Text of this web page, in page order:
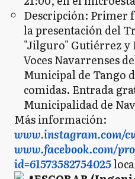
Descripción: Primer
la presentación del
"Jilguro" Gutiérrez y
Voces Navarrenses
Municipal de Tango
comidas. Entrada
Municipalidad de
Más información:
www.instagram.com/
www.facebook.com/
id=61573582754025